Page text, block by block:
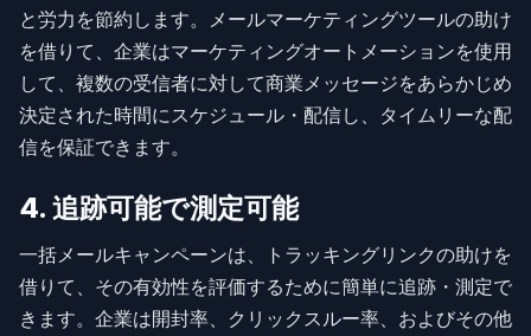
と労力を節約します。メールマーケティングツールの助け
を借りて、企業はマーケティングオートメーションを使用
して、複数の受信者に対して商業メッセージをあらかじめ
決定された時間にスケジュール・配信し、タイムリーな配
信を保証できます。
4. 追跡可能で測定可能
一括メールキャンペーンは、トラッキングリンクの助けを
借りて、その有効性を評価するために簡単に追跡・測定で
きます。企業は開封率、クリックスルー率、およびその他